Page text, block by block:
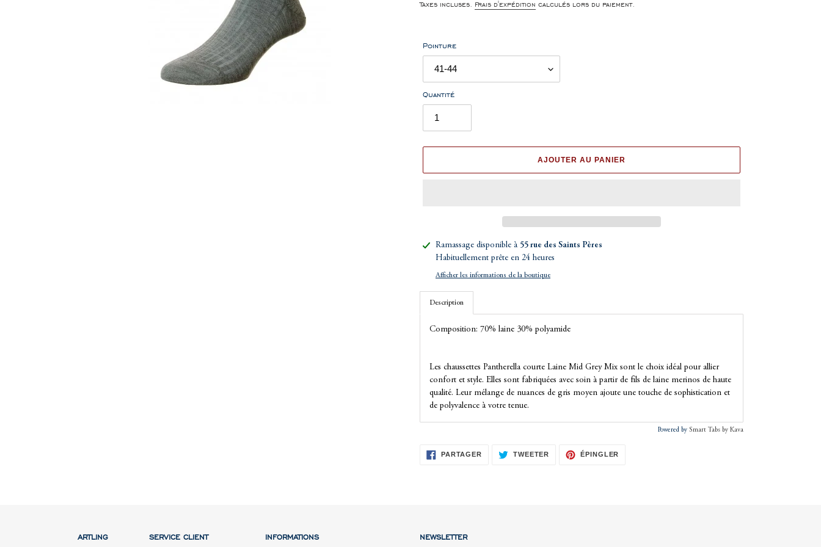
normal
Taxes incluses. Frais d'expédition calculés lors du paiement.
Pointure
Quantité
AJOUTER AU PANIER
Ajout
produit
Ramassage disponible à 55 rue des Saints Pères
Habituellement prête en 24 heures
Afficher les informations de la boutique
Description
Composition: 70% laine 30% polyamide
Les chaussettes Pantherella courte Laine Mid Grey Mix sont le choix idéal pour allier
confort et style. Elles sont fabriquées avec soin à partir de fils de laine merinos de haute
qualité. Leur mélange de nuances de gris moyen ajoute une touche de sophistication et
de polyvalence à votre tenue.
Powered by Smart Tabs by Kava
PARTAGER PARTAGERTWEETER TWEETERÉPINGLER
ARTLING SERVICE CLIENT INFORMATIONS NEWSLETTER